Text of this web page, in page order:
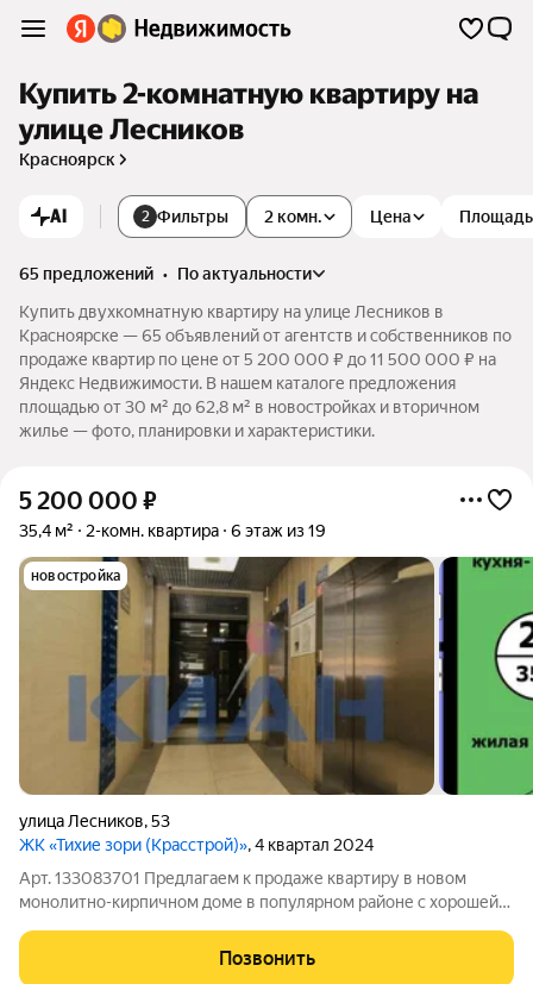
Купить 2-комнатную квартиру на
улице Лесников
Красноярск
AI 2 Фильтры 2 комн. Цена Площадь
65 предложений •
по актуальности
Купить двухкомнатную квартиру на улице Лесников в
Красноярске — 65 объявлений от агентств и собственников по
продаже квартир по цене от 5 200 000 ₽ до 11 500 000 ₽ на
Яндекс Недвижимости. В нашем каталоге предложения
площадью от 30 м² до 62,8 м² в новостройках и вторичном
жилье — фото, планировки и характеристики.
5 200 000 ₽
35,4 м² 2-комн. квартира 6 этаж из 19
новостройка
улица Лесников,53
ЖК «Тихие зори (Красстрой)», 4 квартал 2024
Арт. 133083701 Предлагаем к продаже квартиру в новом
монолитно-кирпичном доме в популярном районе с хорошей
СЕМЕЙНАЯ ценность. ИПОТЕКА ВОЗМОЖНА. Возможен
жилищный сертификат, материнский капитал.
Позвонить